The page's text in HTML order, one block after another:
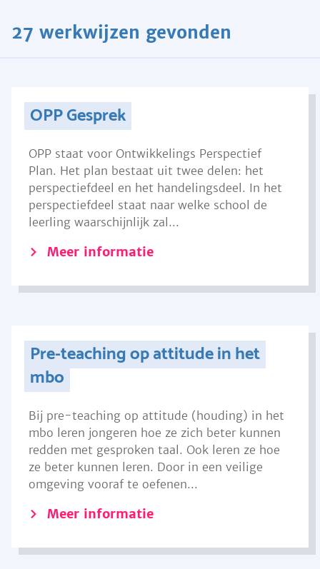
27 werkwijzen gevonden
OPP Gesprek
OPP staat voor Ontwikkelings Perspectief
Plan. Het plan bestaat uit twee delen: het
perspectiefdeel en het handelingsdeel. In het
perspectiefdeel staat naar welke school de
leerling waarschijnlijk zal...
Meer informatie
Pre-teaching op attitude in het
mbo
Bij pre-teaching op attitude (houding) in het
mbo leren jongeren hoe ze zich beter kunnen
redden met gesproken taal. Ook leren ze hoe
ze beter kunnen leren. Door in een veilige
omgeving vooraf te oefenen...
Meer informatie